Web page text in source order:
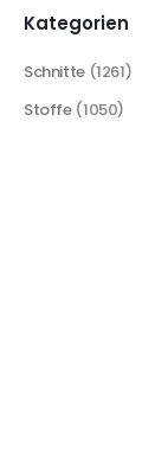
Kategorien
Schnitte (1261)
Stoffe (1050)